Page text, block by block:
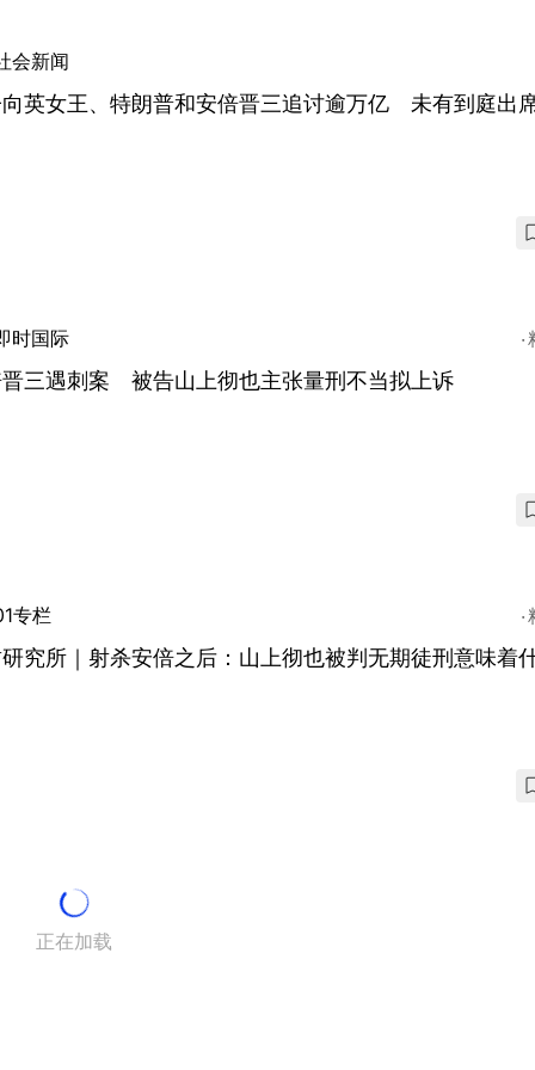
会新闻
英女王、特朗普和安倍晋三追讨逾万亿 未有到庭出
时国际
三遇刺案 被告山上彻也主张量刑不当拟上诉
专栏
究所｜射杀安倍之后：山上彻也被判无期徒刑意味着
正在加载